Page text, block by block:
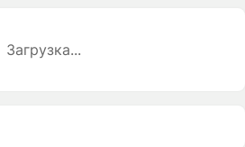
Загрузка...